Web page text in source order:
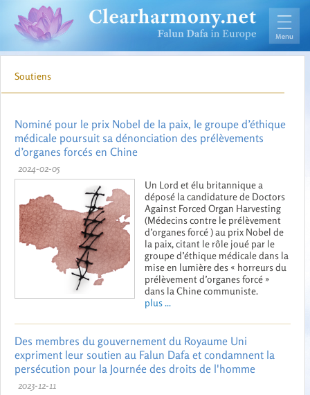
Soutiens
Nominé pour le prix Nobel de la paix, le groupe d’éthique
médicale poursuit sa dénonciation des prélèvements
d’organes forcés en Chine
2024-02-05
Un Lord et élu britannique a
déposé la candidature de Doctors
Against Forced Organ Harvesting
(Médecins contre le prélèvement
d’organes forcé ) au prix Nobel de
la paix, citant le rôle joué par le
groupe d’éthique médicale dans la
mise en lumière des « horreurs du
prélèvement d’organes forcé »
dans la Chine communiste.
plus ...
Des membres du gouvernement du Royaume Uni
expriment leur soutien au Falun Dafa et condamnent la
persécution pour la Journée des droits de l'homme
2023-12-11